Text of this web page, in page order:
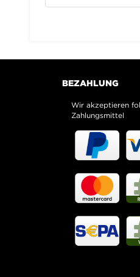
BEZAHLUNG
Wir akzeptieren
Zahlungsmittel